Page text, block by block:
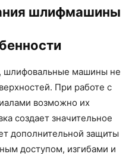
шлифмашины
шлифовальные машины не
При работе с
возможно их
создает значительное
дополнительной защиты
доступом, изгибами и